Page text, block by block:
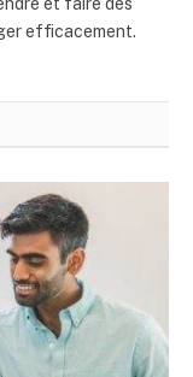
et faire des
efficacement.